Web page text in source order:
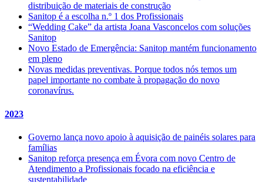
distribuição de materiais de construção
Sanitop é a escolha n.º 1 dos Profissionais
“Wedding Cake” da artista Joana Vasconcelos com soluções
Sanitop
Novo Estado de Emergência: Sanitop mantém funcionamento
em pleno
Novas medidas preventivas. Porque todos nós temos um
papel importante no combate à propagação do novo
coronavírus.
2023
Governo lança novo apoio à aquisição de painéis solares para
famílias
Sanitop reforça presença em Évora com novo Centro de
Atendimento a Profissionais focado na eficiência e
sustentabilidade